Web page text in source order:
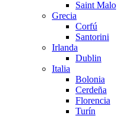
Saint Malo
Grecia
Corfú
Santorini
Irlanda
Dublin
Italia
Bolonia
Cerdeña
Florencia
Turín